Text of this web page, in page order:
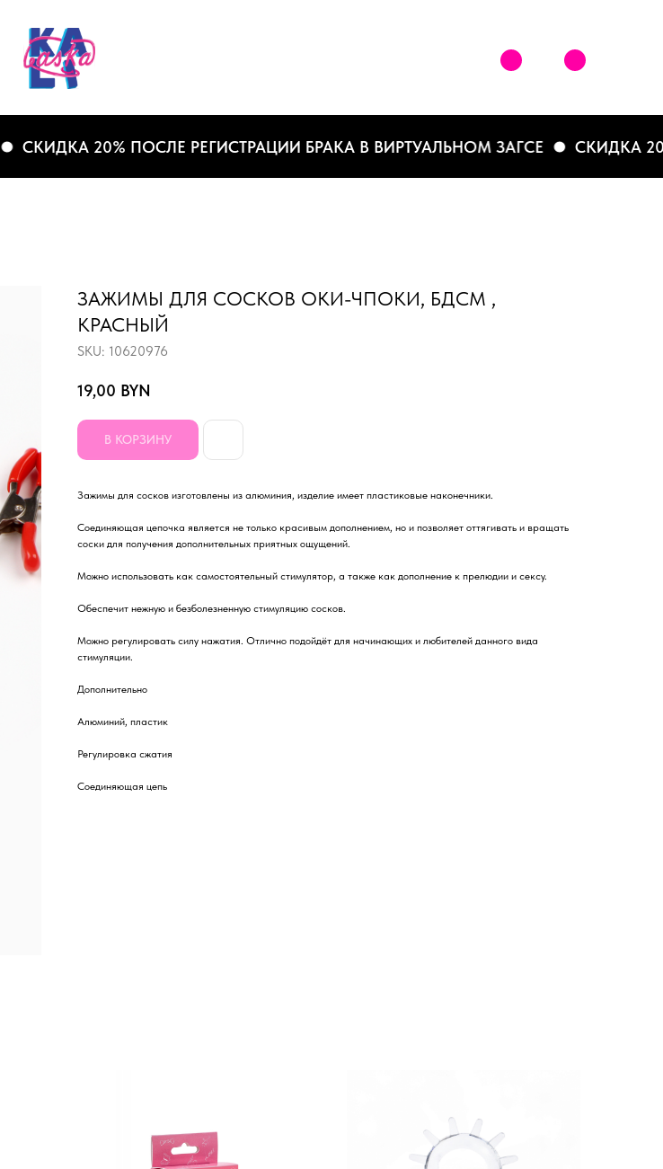
СКИДКА 20% ПОСЛЕ РЕГИСТРАЦИИ БРАКА В ВИРТУАЛЬНОМ ЗАГСЕ СКИДКА 20%
ЗАЖИМЫ ДЛЯ СОСКОВ ОКИ-ЧПОКИ, БДСМ ,
КРАСНЫЙ
SKU: 10620976
19,00 BYN
В КОРЗИНУ
Зажимы для сосков изготовлены из алюминия, изделие имеет пластиковые наконечники.
Соединяющая цепочка является не только красивым дополнением, но и позволяет оттягивать и вращать
соски для получения дополнительных приятных ощущений.
Можно использовать как самостоятельный стимулятор, а также как дополнение к прелюдии и сексу.
Обеспечит нежную и безболезненную стимуляцию сосков.
Можно регулировать силу нажатия. Отлично подойдёт для начинающих и любителей данного вида
стимуляции.
Дополнительно
Алюминий, пластик
Регулировка сжатия
Соединяющая цепь